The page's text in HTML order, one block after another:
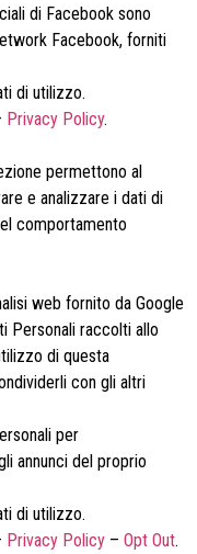
di Facebook sono
Facebook, forniti
di utilizzo.
Privacy Policy.
permettono al
e analizzare i dati di
comportamento
web fornito da Google
Personali raccolti allo
di questa
con gli altri
per
annunci del proprio
di utilizzo.
Privacy Policy – Opt Out.